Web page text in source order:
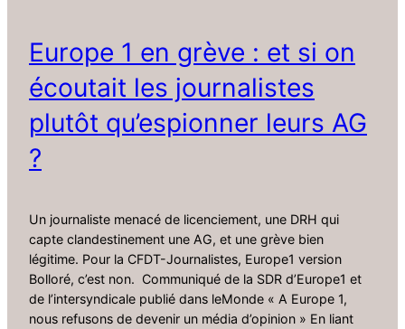
Europe 1 en grève : et si on
écoutait les journalistes
plutôt qu’espionner leurs AG
?
Un journaliste menacé de licenciement, une DRH qui
capte clandestinement une AG, et une grève bien
légitime. Pour la CFDT-Journalistes, Europe1 version
Bolloré, c’est non. Communiqué de la SDR d’Europe1 et
de l’intersyndicale publié dans leMonde « A Europe 1,
nous refusons de devenir un média d’opinion » En liant